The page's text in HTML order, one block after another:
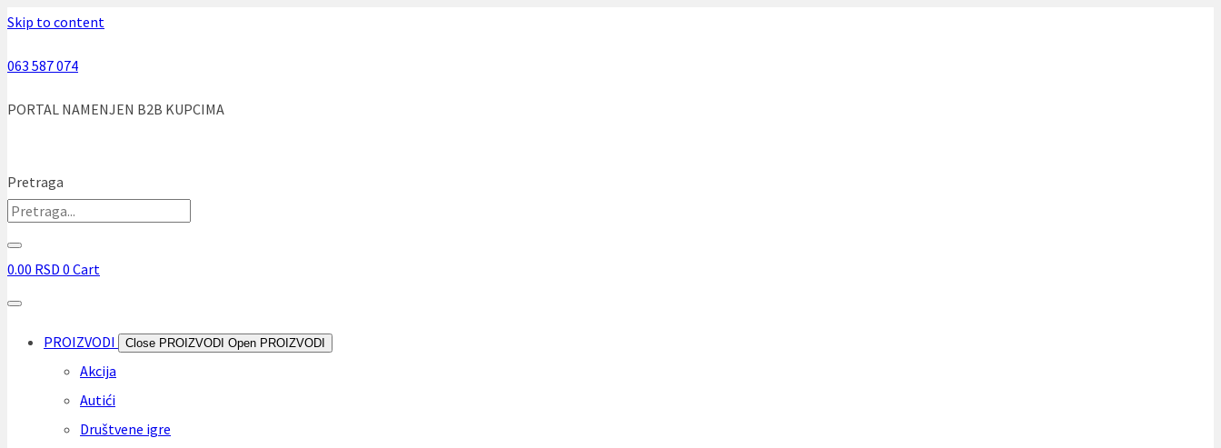
Skip to content
063 587 074
PORTAL NAMENJEN B2B KUPCIMA
Pretraga
0.00 RSD 0 Cart
PROIZVODI Close PROIZVODI Open PROIZVODI
Akcija
Autići
Društvene igre